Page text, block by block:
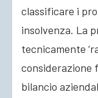
classificare i
insolvenza. La
tecnicamente
considerazione
bilancio